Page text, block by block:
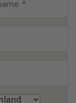
*